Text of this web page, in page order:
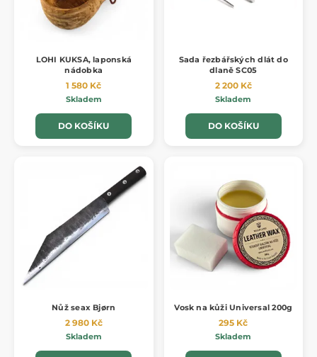
LOHI KUKSA, laponská
nádobka
1 580 Kč
Skladem
DO KOŠÍKU
Sada řezbářských dlát do
dlaně SC05
2 200 Kč
Skladem
DO KOŠÍKU
Nůž seax Bjørn
2 980 Kč
Skladem
Vosk na kůži Universal 200g
295 Kč
Skladem